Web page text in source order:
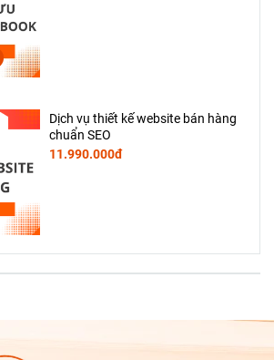
Dịch vụ thiết kế website bán hàng
chuẩn SEO
11.990.000đ